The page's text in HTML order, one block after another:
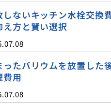
しないキッチン水栓交換
え方と賢い選択
ったバリウムを放置した
費用